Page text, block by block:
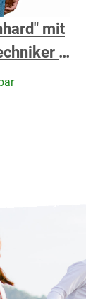
mit
-